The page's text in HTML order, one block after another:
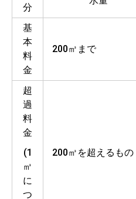
分
基
本
料
金
200㎥まで
超
過
料
金
(1
㎥
に
つ
200㎥を超えるもの